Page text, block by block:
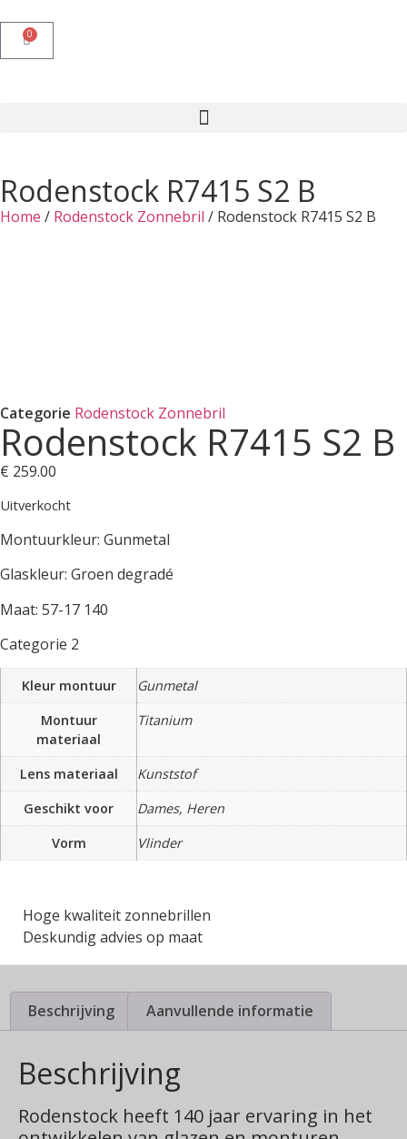
0
Rodenstock R7415 S2 B
Home / Rodenstock Zonnebril / Rodenstock R7415 S2 B
Categorie Rodenstock Zonnebril
Rodenstock R7415 S2 B
€ 259.00
Uitverkocht
Montuurkleur: Gunmetal
Glaskleur: Groen degradé
Maat: 57-17 140
Categorie 2
Kleur montuur
Gunmetal
Montuur
materiaal
Titanium
Lens materiaal
Kunststof
Geschikt voor
Dames, Heren
Vorm
Vlinder
Hoge kwaliteit zonnebrillen
Deskundig advies op maat
Beschrijving Aanvullende informatie
Beschrijving
Rodenstock heeft 140 jaar ervaring in het